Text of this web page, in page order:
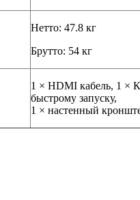
Нетто: 47.8 кг
Брутто: 54 кг
1 × HDMI кабель, 1 ×
быстрому запуску,
1 × настенный